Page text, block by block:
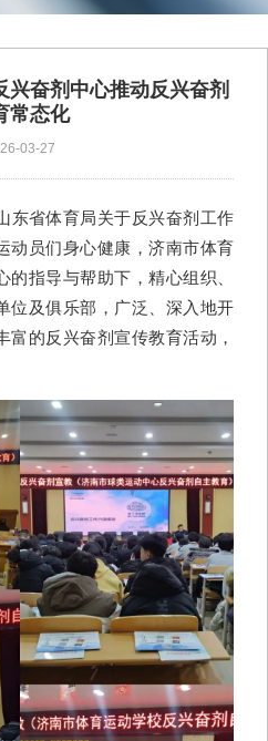
兴奋剂中心推动反兴奋剂
常态化
03-27
东省体育局关于反兴奋剂工作
动员们身心健康，济南市体育
的指导与帮助下，精心组织、
位及俱乐部，广泛、深入地开
富的反兴奋剂宣传教育活动，